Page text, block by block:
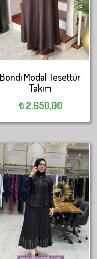
Bondi Modal Tesettür
Takım
₺2.650,00